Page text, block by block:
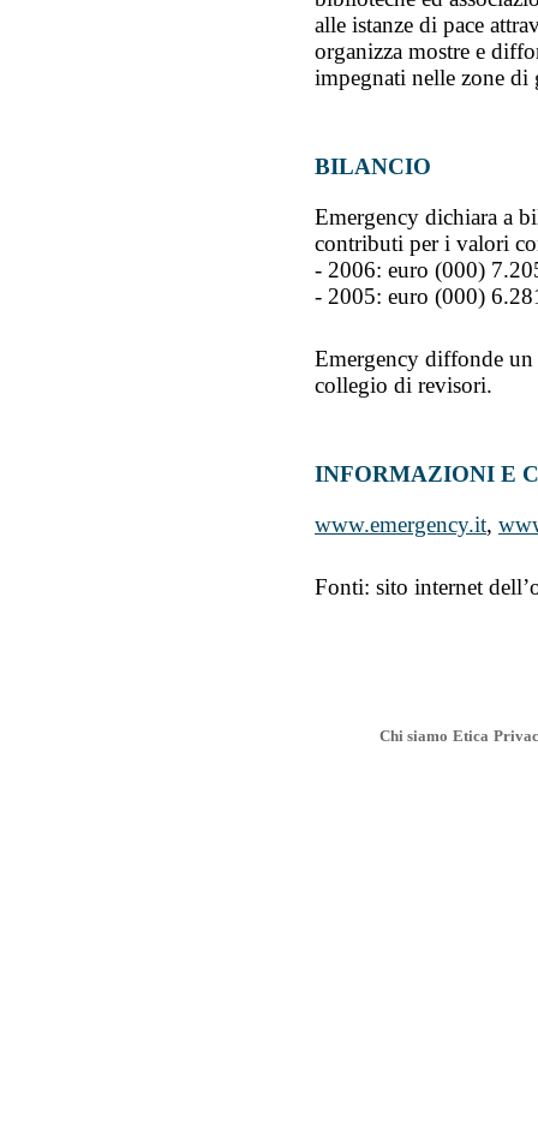
alle istanze di pace
organizza mostre e
impegnati nelle zone di
BILANCIO
Emergency dichiara a
contributi per i valori
- 2006: euro (000)
- 2005: euro (000)
Emergency diffonde
collegio di revisori.
INFORMAZIONI E
www.emergency.it,
Fonti: sito internet
Chi siamo Etica